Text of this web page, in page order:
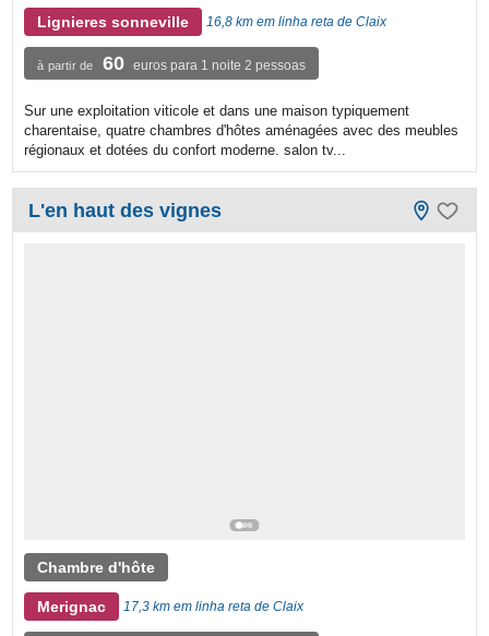
Lignieres sonneville 16,8 km em linha reta de Claix
à partir de 60 euros para 1 noite 2 pessoas
Sur une exploitation viticole et dans une maison typiquement
charentaise, quatre chambres d'hôtes aménagées avec des meubles
régionaux et dotées du confort moderne. salon tv...
L'en haut des vignes
Chambre d'hôte
Merignac 17,3 km em linha reta de Claix